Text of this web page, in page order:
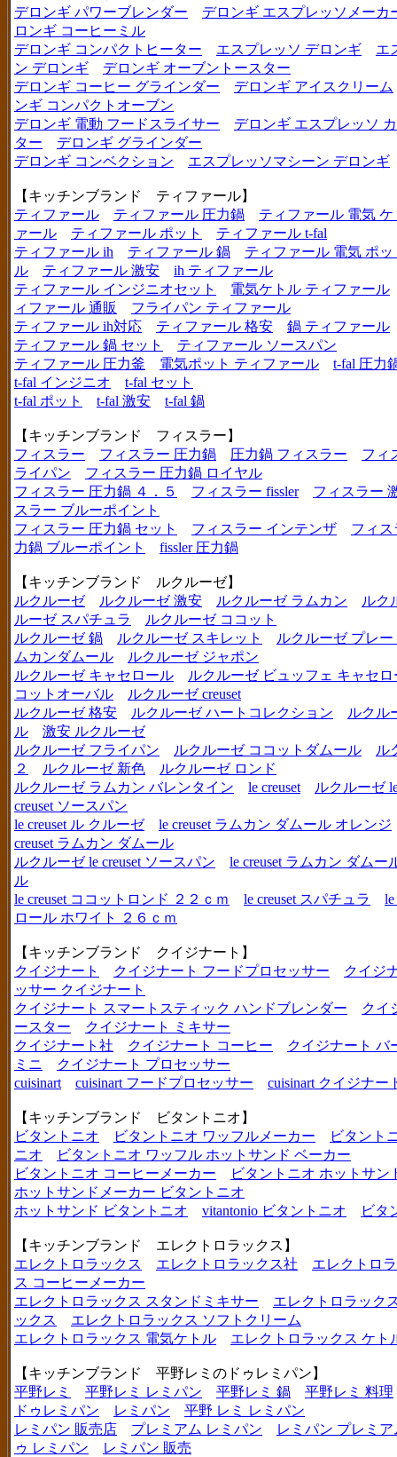
デロンギ パワーブレンダー
デロンギ エスプレッソメーカ
ロンギ コーヒーミル
デロンギ コンパクトヒーター
エスプレッソ デロンギ
エ
ン デロンギ
デロンギ オーブントースター
デロンギ コーヒー グラインダー
デロンギ アイスクリーム
ンギ コンパクトオーブン
デロンギ 電動 フードスライサー
デロンギ エスプレッソ
ター
デロンギ グラインダー
デロンギ コンベクション
エスプレッソマシーン デロンギ
【キッチンブランド ティファール】
ティファール
ティファール 圧力鍋
ティファール 電気 ケ
ァール
ティファール ポット
ティファール t-fal
ティファール ih
ティファール 鍋
ティファール 電気 ポッ
ル
ティファール 激安
ih ティファール
ティファール インジニオセット
電気ケトル ティファール
ィファール 通販
フライパン ティファール
ティファール ih対応
ティファール 格安
鍋 ティファール
ティファール 鍋 セット
ティファール ソースパン
ティファール 圧力釜
電気ポット ティファール
t-fal 圧力
t-fal インジニオ
t-fal セット
t-fal ポット
t-fal 激安 t-fal 鍋
【キッチンブランド フィスラー】
フィスラー
フィスラー 圧力鍋 圧力鍋 フィスラー
フィ
ライパン
フィスラー 圧力鍋 ロイヤル
フィスラー 圧力鍋 ４．５
フィスラー fissler
フィスラー
スラー ブルーポイント
フィスラー 圧力鍋 セット
フィスラー インテンザ
フィ
力鍋 ブルーポイント
fissler 圧力鍋
【キッチンブランド ルクルーゼ】
ルクルーゼ
ルクルーゼ 激安 ルクルーゼ ラムカン
ルク
ルーゼ スパチュラ
ルクルーゼ ココット
ルクルーゼ 鍋
ルクルーゼ スキレット
ルクルーゼ プレ
ムカンダムール
ルクルーゼ ジャポン
ルクルーゼ キャセロール
ルクルーゼ ビュッフェ キャセロ
コットオーバル
ルクルーゼ creuset
ルクルーゼ 格安
ルクルーゼ ハートコレクション
ルクル
ル
激安 ルクルーゼ
ルクルーゼ フライパン
ルクルーゼ ココットダムール
ル
２
ルクルーゼ 新色
ルクルーゼ ロンド
ルクルーゼ ラムカン バレンタイン
le creuset
ルクルーゼ
creuset ソースパン
le creuset ル クルーゼ
le creuset ラムカン ダムール オレンジ
creuset ラムカン ダムール
ルクルーゼ le creuset ソースパン
le creuset ラムカン ダム
ル
le creuset ココットロンド ２２ｃｍ
le creuset スパチュラ
le
ロール ホワイト ２６ｃｍ
【キッチンブランド クイジナート】
クイジナート
クイジナート フードプロセッサー
クイジ
ッサー クイジナート
クイジナート スマートスティック ハンドブレンダー
クイ
ースター
クイジナート ミキサー
クイジナート社
クイジナート コーヒー
クイジナート バ
ミニ
クイジナート プロセッサー
cuisinart
cuisinart フードプロセッサー cuisinart クイジナー
【キッチンブランド ビタントニオ】
ビタントニオ
ビタントニオ ワッフルメーカー
ビタント
ニオ
ビタントニオ ワッフル ホットサンド ベーカー
ビタントニオ コーヒーメーカー
ビタントニオ ホットサン
ホットサンドメーカー ビタントニオ
ホットサンド ビタントニオ
vitantonio ビタントニオ ビタ
【キッチンブランド エレクトロラックス】
エレクトロラックス
エレクトロラックス社
エレクトロ
ス コーヒーメーカー
エレクトロラックス スタンドミキサー
エレクトロラック
ックス
エレクトロラックス ソフトクリーム
エレクトロラックス 電気ケトル
エレクトロラックス ケト
【キッチンブランド 平野レミのドゥレミパン】
平野レミ
平野レミ レミパン 平野レミ 鍋
平野レミ 料理
ドゥレミパン
レミパン
平野 レミ レミパン
レミパン 販売店
プレミアム レミパン
レミパン プレミア
ゥ レミパン
レミパン 販売